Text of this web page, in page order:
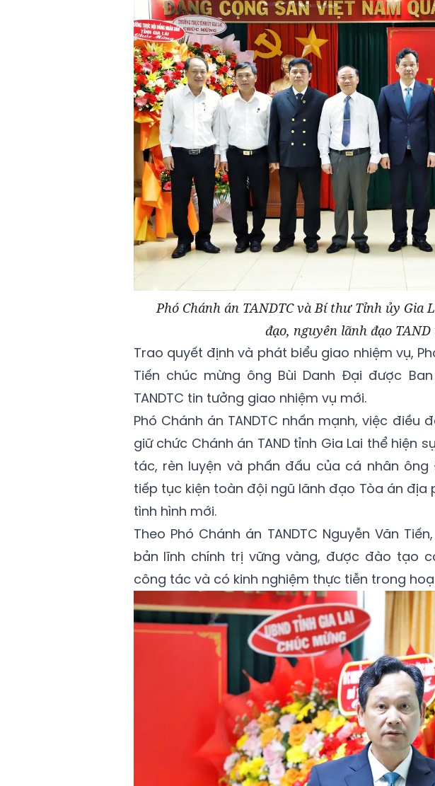
Phó Chánh án TANDTC và Bí thư Tỉnh ủy
đạo, nguyên lãnh đạo
Trao quyết định và phát biểu giao nhiệm vụ,
Tiến chúc mừng ông Bùi Danh Đại được
TANDTC tin tưởng giao nhiệm vụ mới.
Phó Chánh án TANDTC nhấn mạnh, việc điều
giữ chức Chánh án TAND tỉnh Gia Lai thể hiện
tác, rèn luyện và phấn đấu của cá nhân
tiếp tục kiện toàn đội ngũ lãnh đạo Tòa án địa
tình hình mới.
Theo Phó Chánh án TANDTC Nguyễn Văn
bản lĩnh chính trị vững vàng, được đào tạo
công tác và có kinh nghiệm thực tiễn trong